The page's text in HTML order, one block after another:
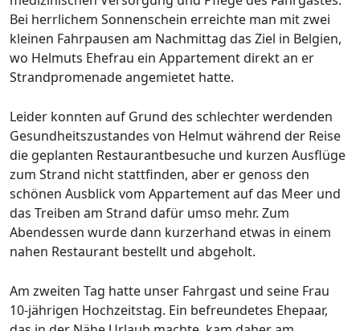
Bei herrlichem Sonnenschein erreichte man mit zwei
kleinen Fahrpausen am Nachmittag das Ziel in Belgien,
wo Helmuts Ehefrau ein Appartement direkt an er
Strandpromenade angemietet hatte.
Leider konnten auf Grund des schlechter werdenden
Gesundheitszustandes von Helmut während der Reise
die geplanten Restaurantbesuche und kurzen Ausflüge
zum Strand nicht stattfinden, aber er genoss den
schönen Ausblick vom Appartement auf das Meer und
das Treiben am Strand dafür umso mehr. Zum
Abendessen wurde dann kurzerhand etwas in einem
nahen Restaurant bestellt und abgeholt.
Am zweiten Tag hatte unser Fahrgast und seine Frau
10-jährigen Hochzeitstag. Ein befreundetes Ehepaar,